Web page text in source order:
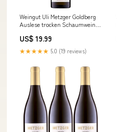
Weingut Uli Metzger Goldberg
Auslese trocken Schaumwein
Nico Espenschied
US$ 19.99
★★★★★ 5.0 (19 reviews)